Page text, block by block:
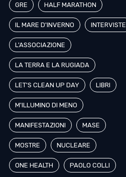
GRE HALF MARATHON
IL MARE D'INVERNO INTERVISTE
L'ASSOCIAZIONE
LA TERRA E LA RUGIADA
LET'S CLEAN UP DAY LIBRI
M'ILLUMINO DI MENO
MANIFESTAZIONI MASE
MOSTRE NUCLEARE
ONE HEALTH PAOLO COLLI